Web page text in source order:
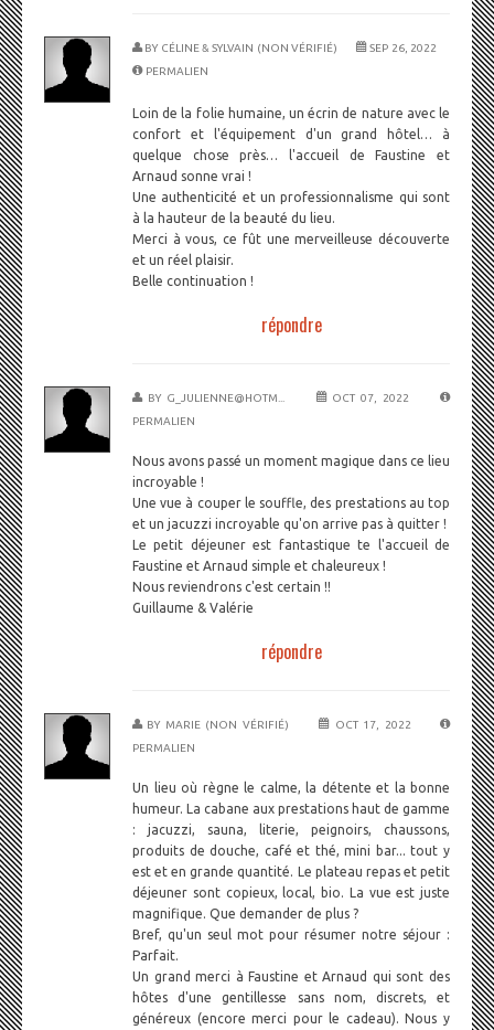
BY CÉLINE & SYLVAIN (NON VÉRIFIÉ)
SEP 26, 2022
PERMALIEN
Loin de la folie humaine, un écrin de nature avec le
confort et l'équipement d'un grand hôtel… à
quelque chose près… l'accueil de Faustine et
Arnaud sonne vrai !
Une authenticité et un professionnalisme qui sont
à la hauteur de la beauté du lieu.
Merci à vous, ce fût une merveilleuse découverte
et un réel plaisir.
Belle continuation !
répondre
BY G_JULIENNE@HOTM...
OCT 07, 2022
PERMALIEN
Nous avons passé un moment magique dans ce lieu
incroyable !
Une vue à couper le souffle, des prestations au top
et un jacuzzi incroyable qu'on arrive pas à quitter !
Le petit déjeuner est fantastique te l'accueil de
Faustine et Arnaud simple et chaleureux !
Nous reviendrons c'est certain !!
Guillaume & Valérie
répondre
BY MARIE (NON VÉRIFIÉ)
OCT 17, 2022
PERMALIEN
Un lieu où règne le calme, la détente et la bonne
humeur. La cabane aux prestations haut de gamme
: jacuzzi, sauna, literie, peignoirs, chaussons,
produits de douche, café et thé, mini bar... tout y
est et en grande quantité. Le plateau repas et petit
déjeuner sont copieux, local, bio. La vue est juste
magnifique. Que demander de plus ?
Bref, qu'un seul mot pour résumer notre séjour :
Parfait.
Un grand merci à Faustine et Arnaud qui sont des
hôtes d'une gentillesse sans nom, discrets, et
généreux (encore merci pour le cadeau). Nous y